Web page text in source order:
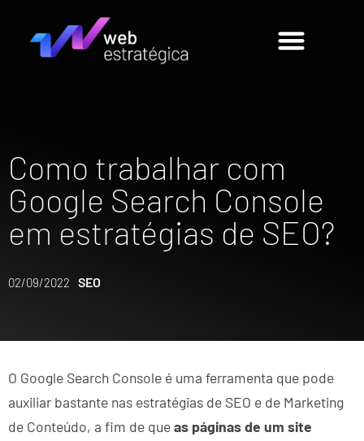
Como trabalhar com
Google Search Console
em estratégias de SEO?
02/09/2022 SEO
O Google Search Console é uma ferramenta que pode
auxiliar bastante nas estratégias de SEO e de Marketing
de Conteúdo, a fim de queas páginas de um site